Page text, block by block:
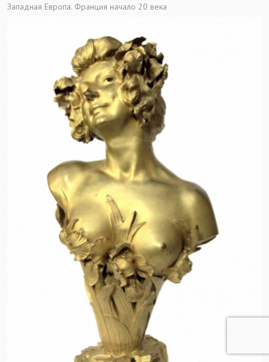
Западная Европа. Франция начало 20 века